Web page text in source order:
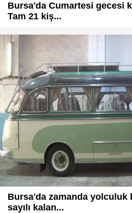
Bursa'da Cumartesi gecesi
Tam 21 kiş...
Bursa'da zamanda yolculuk
sayılı kalan...